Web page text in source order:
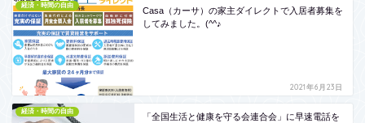
経済・時間の自由
Casa（カーサ）の家主ダイレクトで入居者募集を
してみました。(^^♪
2021年6月23日
経済・時間の自由
「全国生活と健康を守る会連合会」に早速電話を